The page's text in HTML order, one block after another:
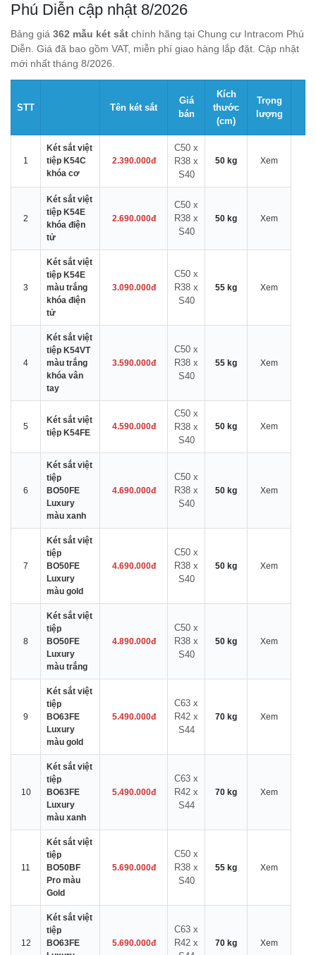
Phú Diễn cập nhật 8/2026
Bảng giá 362 mẫu két sắt chính hãng tại Chung cư Intracom Phú
Diễn. Giá đã bao gồm VAT, miễn phí giao hàng lắp đặt. Cập nhật
mới nhất tháng 8/2026.
STT Tên két sắt
Giá
bán
Kích
thước
(cm)
Trọng
lượng
1
Két sắt việt
tiệp K54C
khóa cơ
2.390.000đ
C50 x
R38 x
S40
50 kg Xem
2
Két sắt việt
tiệp K54E
khóa điện
tử
2.690.000đ
C50 x
R38 x
S40
50 kg Xem
3
Két sắt việt
tiệp K54E
màu trắng
khóa điện
tử
3.090.000đ
C50 x
R38 x
S40
55 kg Xem
4
Két sắt việt
tiệp K54VT
màu trắng
khóa vân
tay
3.590.000đ
C50 x
R38 x
S40
55 kg Xem
5
Két sắt việt
tiệp K54FE
4.590.000đ
C50 x
R38 x
S40
50 kg Xem
6
Két sắt việt
tiệp
BO50FE
Luxury
màu xanh
4.690.000đ
C50 x
R38 x
S40
50 kg Xem
7
Két sắt việt
tiệp
BO50FE
Luxury
màu gold
4.690.000đ
C50 x
R38 x
S40
50 kg Xem
8
Két sắt việt
tiệp
BO50FE
Luxury
màu trắng
4.890.000đ
C50 x
R38 x
S40
50 kg Xem
9
Két sắt việt
tiệp
BO63FE
Luxury
màu gold
5.490.000đ
C63 x
R42 x
S44
70 kg Xem
10
Két sắt việt
tiệp
BO63FE
Luxury
màu xanh
5.490.000đ
C63 x
R42 x
S44
70 kg Xem
11
Két sắt việt
tiệp
BO50BF
Pro màu
Gold
5.690.000đ
C50 x
R38 x
S40
55 kg Xem
12
Két sắt việt
tiệp
BO63FE
5.690.000đ
C63 x
R42 x
70 kg Xem